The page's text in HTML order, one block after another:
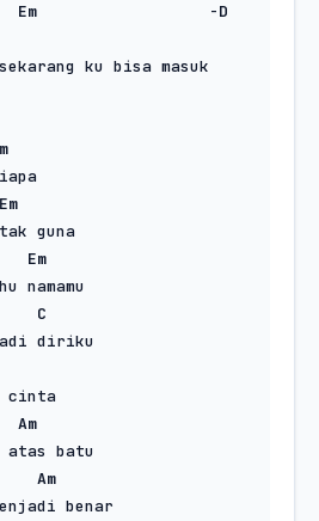
Em
                  -
D
Em
guna
Em
namamu
C
diriku
cinta
Am
batu
Am
benar